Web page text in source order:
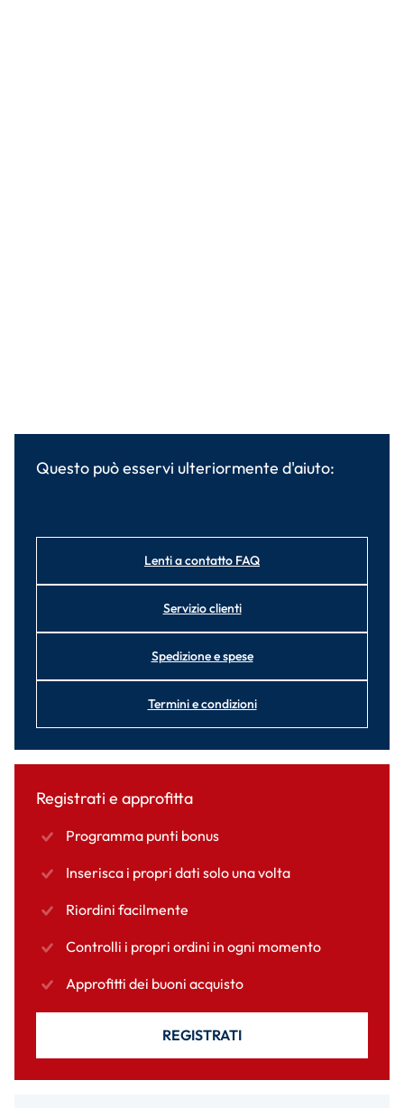
Questo può esservi ulteriormente d'aiuto:
Lenti a contatto FAQ
Servizio clienti
Spedizione e spese
Termini e condizioni
Registrati e approfitta
Programma punti bonus
Inserisca i propri dati solo una volta
Riordini facilmente
Controlli i propri ordini in ogni momento
Approfitti dei buoni acquisto
REGISTRATI